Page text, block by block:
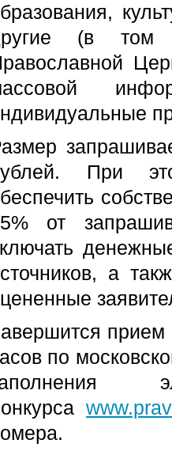
(в том
При
от
а
прием
по